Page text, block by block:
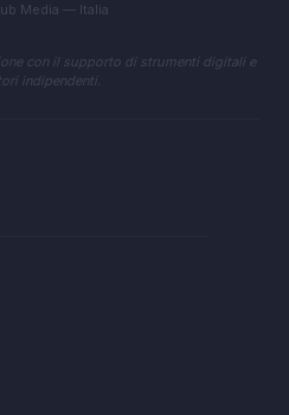
Media — Italia
con il supporto di strumenti digitali e
indipendenti.